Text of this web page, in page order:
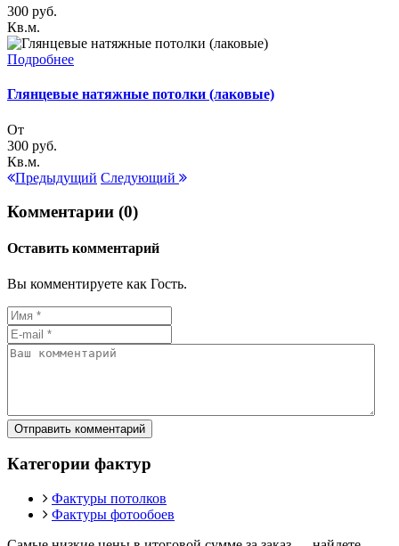
300 руб.
Кв.м.
Подробнее
Глянцевые натяжные потолки (лаковые)
От
300 руб.
Кв.м.
Предыдущий Следующий
Комментарии (0)
Оставить комментарий
Вы комментируете как Гость.
Отправить комментарий
Категории фактур
Фактуры потолков
Фактуры фотообоев